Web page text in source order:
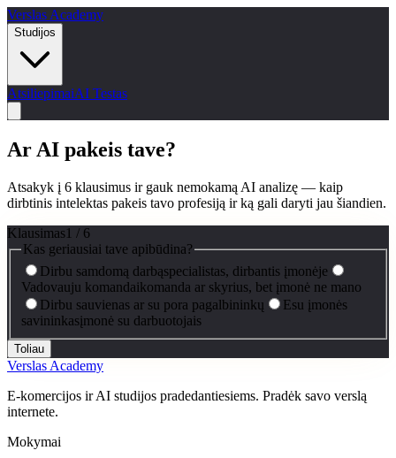
Verslas Academy
Studijos
AtsiliepimaiAI Testas
Ar AI pakeis tave?
Atsakyk į 6 klausimus ir gauk nemokamą AI analizę — kaip
dirbtinis intelektas pakeis tavo profesiją ir ką gali daryti jau šiandien.
Klausimas1 / 6
Kas geriausiai tave apibūdina?
Dirbu samdomą darbąspecialistas, dirbantis įmonėje
Vadovauju komandaikomanda ar skyrius, bet įmonė ne mano
Dirbu sauvienas ar su pora pagalbininkų
Esu įmonės
savininkasįmonė su darbuotojais
Toliau
Verslas Academy
E-komercijos ir AI studijos pradedantiesiems. Pradėk savo verslą
internete.
Mokymai